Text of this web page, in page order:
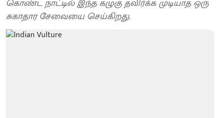
கொண்ட நாட்டில் இந்த கழுகு தவிர்க்க முடியாத ஒரு
சுகாதார சேவையை செய்கிறது.‌‌